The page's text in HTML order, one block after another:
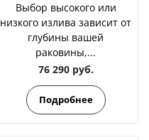
Выбор высокого или
низкого излива зависит от
глубины вашей
раковины,...
76 290 руб.
Подробнее